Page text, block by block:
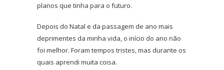
planos que tinha para o futuro.
Depois do Natal e da passagem de ano mais
deprimentes da minha vida, o início do ano não
foi melhor. Foram tempos tristes, mas durante os
quais aprendi muita coisa.